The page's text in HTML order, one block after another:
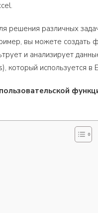
различных
вы можете создать
и анализирует
который используется в